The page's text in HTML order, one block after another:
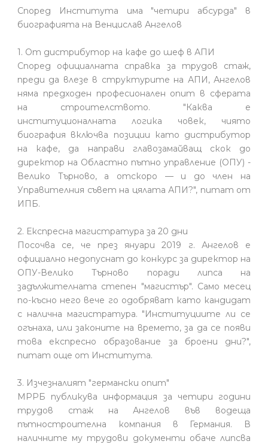
Според Института има "четири абсурда" в
биографията на Венцислав Ангелов
1. От дистрибутор на кафе до шеф в АПИ
Според официалната справка за трудов стаж,
преди да влезе в структурите на АПИ, Ангелов
няма предходен професионален опит в сферата
на строителството. "Каква е
институционалната логика човек, чиято
биография включва позиции като дистрибутор
на кафе, да направи главозамайващ скок до
директор на Областно пътно управление (ОПУ) -
Велико Търново, а отскоро — и до член на
Управителния съвет на цялата АПИ?", питат от
ИПБ.
2. Експресна магистратура за 20 дни
Посочва се, че през януари 2019 г. Ангелов е
официално недопуснат до конкурс за директор на
ОПУ-Велико Търново поради липса на
задължителната степен "магистър". Само месец
по-късно него вече го одобряват като кандидат
с налична магистратура. "Институциите ли се
огънаха, или законите на времето, за да се появи
това експресно образование за броени дни?",
питат още от Института.
3. Изчезналият "германски опит"
МРРБ публикува информация за четири години
трудов стаж на Ангелов във водеща
пътностроителна компания в Германия. В
наличните му трудови документи обаче липсва